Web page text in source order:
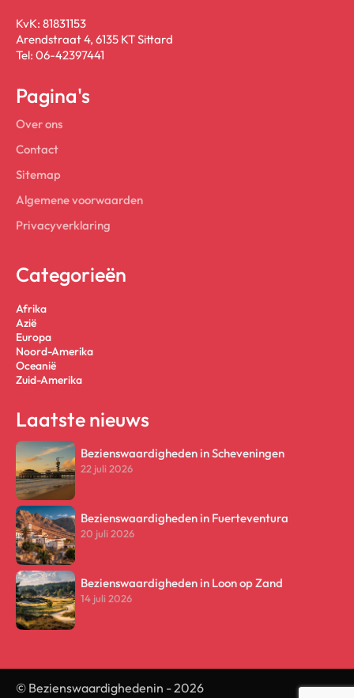
KvK: 81831153
Arendstraat 4, 6135 KT Sittard
Tel: 06-42397441
Pagina's
Over ons
Contact
Sitemap
Algemene voorwaarden
Privacyverklaring
Categorieën
Afrika
Azië
Europa
Noord-Amerika
Oceanië
Zuid-Amerika
Laatste nieuws
Bezienswaardigheden in Scheveningen
22 juli 2026
Bezienswaardigheden in Fuerteventura
20 juli 2026
Bezienswaardigheden in Loon op Zand
14 juli 2026
© Bezienswaardighedenin - 2026